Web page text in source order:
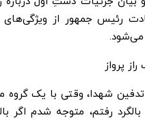
رئیس جمهور از
پرواز
تدفین شهدا، وقتی با یک گروه
رفتم، متوجه شدم اگر